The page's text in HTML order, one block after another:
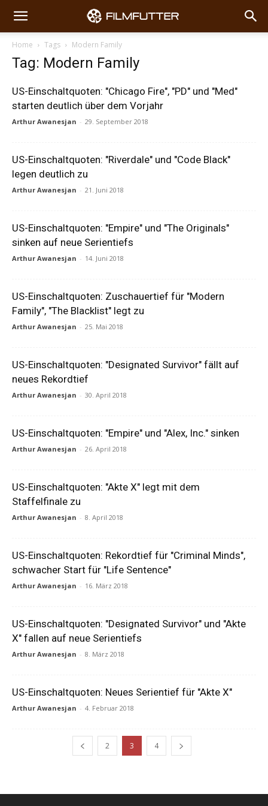
Home Tags Modern Family
Tag: Modern Family
US-Einschaltquoten: "Chicago Fire", "PD" und "Med"
starten deutlich über dem Vorjahr
Arthur Awanesjan - 29. September 2018
US-Einschaltquoten: "Riverdale" und "Code Black"
legen deutlich zu
Arthur Awanesjan - 21. Juni 2018
US-Einschaltquoten: "Empire" und "The Originals"
sinken auf neue Serientiefs
Arthur Awanesjan - 14. Juni 2018
US-Einschaltquoten: Zuschauertief für "Modern
Family", "The Blacklist" legt zu
Arthur Awanesjan - 25. Mai 2018
US-Einschaltquoten: "Designated Survivor" fällt auf
neues Rekordtief
Arthur Awanesjan - 30. April 2018
US-Einschaltquoten: "Empire" und "Alex, Inc." sinken
Arthur Awanesjan - 26. April 2018
US-Einschaltquoten: "Akte X" legt mit dem
Staffelfinale zu
Arthur Awanesjan - 8. April 2018
US-Einschaltquoten: Rekordtief für "Criminal Minds",
schwacher Start für "Life Sentence"
Arthur Awanesjan - 16. März 2018
US-Einschaltquoten: "Designated Survivor" und "Akte
X" fallen auf neue Serientiefs
Arthur Awanesjan - 8. März 2018
US-Einschaltquoten: Neues Serientief für "Akte X"
Arthur Awanesjan - 4. Februar 2018
2 3 4